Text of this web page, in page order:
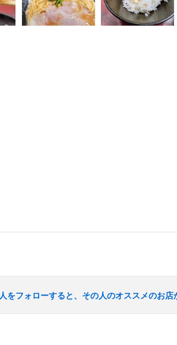
をフォローすると、その人のオススメのお店